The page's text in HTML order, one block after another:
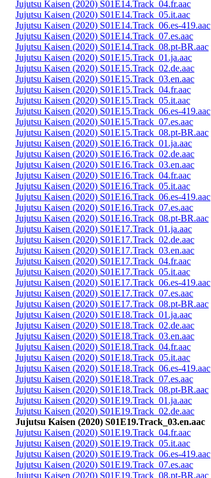
Jujutsu Kaisen (2020) S01E14.Track_04.fr.aac
Jujutsu Kaisen (2020) S01E14.Track_05.it.aac
Jujutsu Kaisen (2020) S01E14.Track_06.es-419.aac
Jujutsu Kaisen (2020) S01E14.Track_07.es.aac
Jujutsu Kaisen (2020) S01E14.Track_08.pt-BR.aac
Jujutsu Kaisen (2020) S01E15.Track_01.ja.aac
Jujutsu Kaisen (2020) S01E15.Track_02.de.aac
Jujutsu Kaisen (2020) S01E15.Track_03.en.aac
Jujutsu Kaisen (2020) S01E15.Track_04.fr.aac
Jujutsu Kaisen (2020) S01E15.Track_05.it.aac
Jujutsu Kaisen (2020) S01E15.Track_06.es-419.aac
Jujutsu Kaisen (2020) S01E15.Track_07.es.aac
Jujutsu Kaisen (2020) S01E15.Track_08.pt-BR.aac
Jujutsu Kaisen (2020) S01E16.Track_01.ja.aac
Jujutsu Kaisen (2020) S01E16.Track_02.de.aac
Jujutsu Kaisen (2020) S01E16.Track_03.en.aac
Jujutsu Kaisen (2020) S01E16.Track_04.fr.aac
Jujutsu Kaisen (2020) S01E16.Track_05.it.aac
Jujutsu Kaisen (2020) S01E16.Track_06.es-419.aac
Jujutsu Kaisen (2020) S01E16.Track_07.es.aac
Jujutsu Kaisen (2020) S01E16.Track_08.pt-BR.aac
Jujutsu Kaisen (2020) S01E17.Track_01.ja.aac
Jujutsu Kaisen (2020) S01E17.Track_02.de.aac
Jujutsu Kaisen (2020) S01E17.Track_03.en.aac
Jujutsu Kaisen (2020) S01E17.Track_04.fr.aac
Jujutsu Kaisen (2020) S01E17.Track_05.it.aac
Jujutsu Kaisen (2020) S01E17.Track_06.es-419.aac
Jujutsu Kaisen (2020) S01E17.Track_07.es.aac
Jujutsu Kaisen (2020) S01E17.Track_08.pt-BR.aac
Jujutsu Kaisen (2020) S01E18.Track_01.ja.aac
Jujutsu Kaisen (2020) S01E18.Track_02.de.aac
Jujutsu Kaisen (2020) S01E18.Track_03.en.aac
Jujutsu Kaisen (2020) S01E18.Track_04.fr.aac
Jujutsu Kaisen (2020) S01E18.Track_05.it.aac
Jujutsu Kaisen (2020) S01E18.Track_06.es-419.aac
Jujutsu Kaisen (2020) S01E18.Track_07.es.aac
Jujutsu Kaisen (2020) S01E18.Track_08.pt-BR.aac
Jujutsu Kaisen (2020) S01E19.Track_01.ja.aac
Jujutsu Kaisen (2020) S01E19.Track_02.de.aac
Jujutsu Kaisen (2020) S01E19.Track_03.en.aac
Jujutsu Kaisen (2020) S01E19.Track_04.fr.aac
Jujutsu Kaisen (2020) S01E19.Track_05.it.aac
Jujutsu Kaisen (2020) S01E19.Track_06.es-419.aac
Jujutsu Kaisen (2020) S01E19.Track_07.es.aac
Jujutsu Kaisen (2020) S01E19.Track_08.pt-BR.aac